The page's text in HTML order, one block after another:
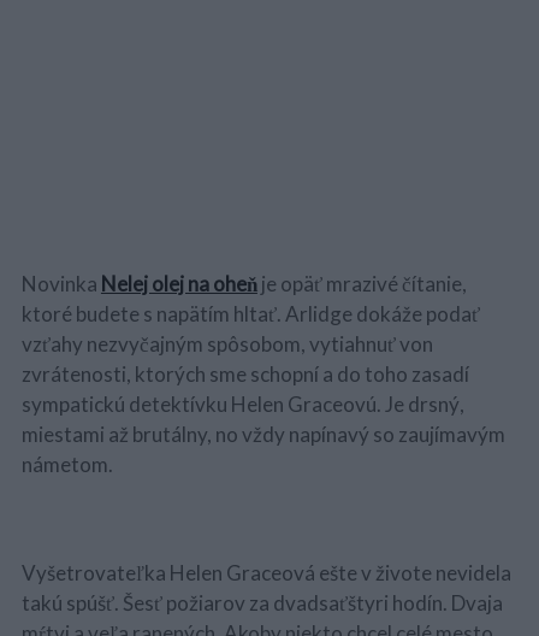
Novinka Nelej olej na oheňje opäť mrazivé čítanie,
ktoré budete s napätím hltať. Arlidge dokáže podať
vzťahy nezvyčajným spôsobom, vytiahnuť von
zvrátenosti, ktorých sme schopní a do toho zasadí
sympatickú detektívku Helen Graceovú. Je drsný,
miestami až brutálny, no vždy napínavý so zaujímavým
námetom.
Vyšetrovateľka Helen Graceová ešte v živote nevidela
takú spúšť. Šesť požiarov za dvadsaťštyri hodín. Dvaja